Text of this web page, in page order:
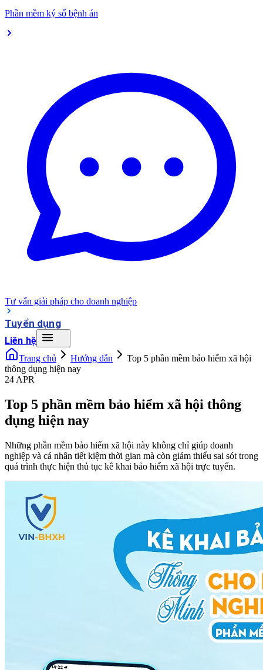
Phần mềm ký số bệnh án
Tư vấn giải pháp cho doanh nghiệp
Tuyển dụng
Liên hệ
Trang chủ Hướng dẫn
Top 5 phần mềm bảo hiểm xã hội
thông dụng hiện nay
24 APR
Top 5 phần mềm bảo hiểm xã hội thông
dụng hiện nay
Những phần mềm bảo hiểm xã hội này không chỉ giúp doanh
nghiệp và cá nhân tiết kiệm thời gian mà còn giảm thiểu sai sót trong
quá trình thực hiện thủ tục kê khai bảo hiểm xã hội trực tuyến.